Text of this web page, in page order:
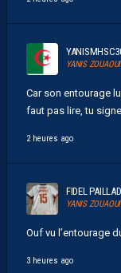
YANIS
Car son entourage
faut pas lire, tu
2 heures ago
FIDEL
YANIS
Ouf vu l’entourage
3 heures ago